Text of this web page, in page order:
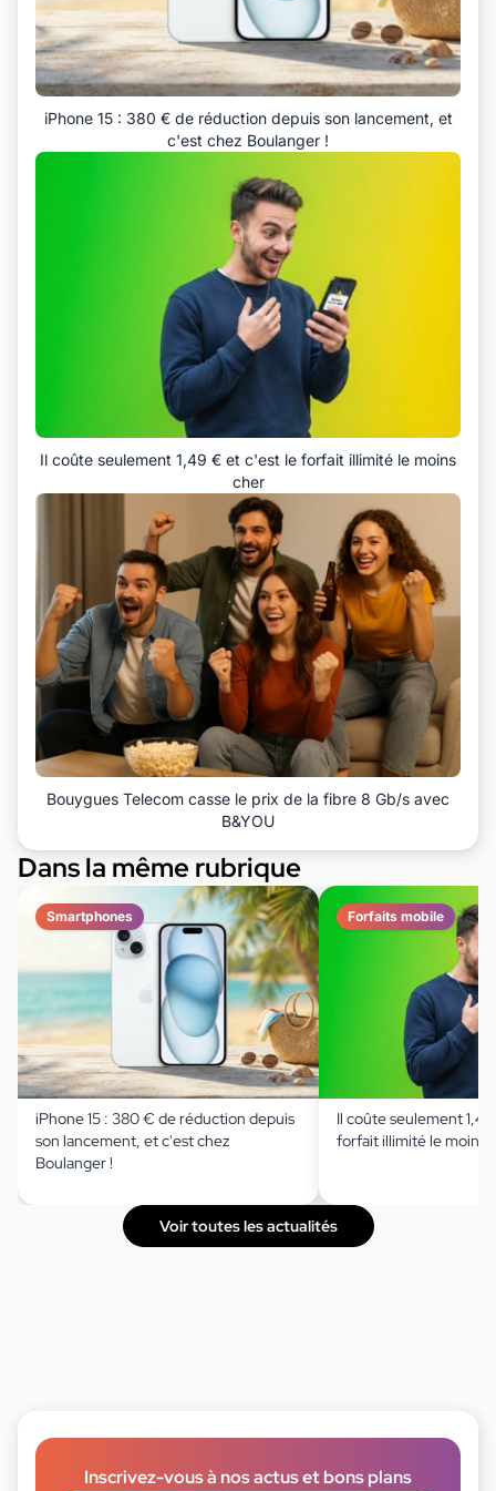
iPhone 15 : 380 € de réduction depuis son lancement, et
c'est chez Boulanger !
Il coûte seulement 1,49 € et c'est le forfait illimité le moins
cher
Bouygues Telecom casse le prix de la fibre 8 Gb/s avec
B&YOU
Dans la même rubrique
Smartphones
iPhone 15 : 380 € de réduction depuis
son lancement, et c'est chez
Boulanger !
Forfaits mobile
Il coûte seulement
forfait illimité le moins
Voir toutes les actualités
Inscrivez-vous à nos actus et bons plans